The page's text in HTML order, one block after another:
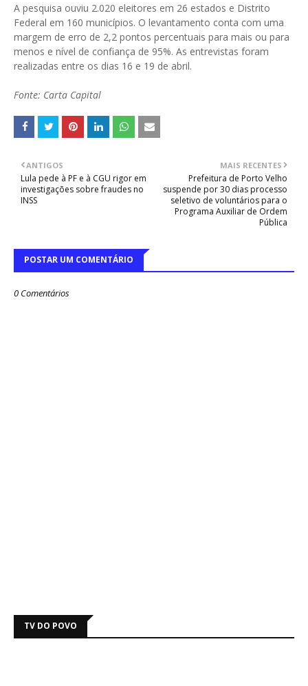
A pesquisa ouviu 2.020 eleitores em 26 estados e Distrito
Federal em 160 municípios. O levantamento conta com uma
margem de erro de 2,2 pontos percentuais para mais ou para
menos e nível de confiança de 95%. As entrevistas foram
realizadas entre os dias 16 e 19 de abril.
Fonte: Carta Capital
MAIS RECENTES
Prefeitura de Porto Velho
suspende por 30 dias processo
seletivo de voluntários para o
Programa Auxiliar de Ordem
Pública
ANTIGOS
Lula pede à PF e à CGU rigor em
investigações sobre fraudes no
INSS
POSTAR UM COMENTÁRIO
0 Comentários
TV DO POVO